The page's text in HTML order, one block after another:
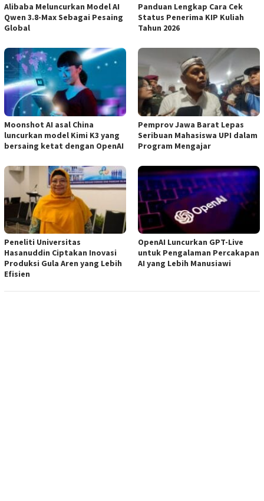
Alibaba Meluncurkan Model AI
Qwen 3.8-Max Sebagai Pesaing
Global
Panduan Lengkap Cara Cek
Status Penerima KIP Kuliah
Tahun 2026
Moonshot AI asal China
luncurkan model Kimi K3 yang
bersaing ketat dengan OpenAI
Pemprov Jawa Barat Lepas
Seribuan Mahasiswa UPI dalam
Program Mengajar
Peneliti Universitas
Hasanuddin Ciptakan Inovasi
Produksi Gula Aren yang Lebih
Efisien
OpenAI Luncurkan GPT-Live
untuk Pengalaman Percakapan
AI yang Lebih Manusiawi